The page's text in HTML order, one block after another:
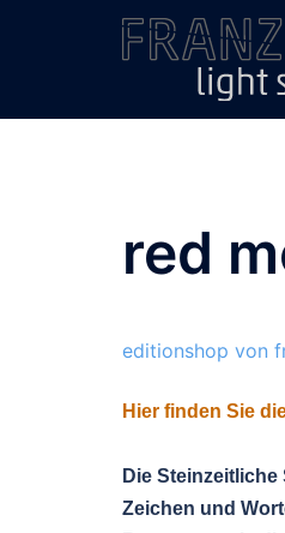
red
editionshop von
Hier finden Sie
Die
Zeichen und